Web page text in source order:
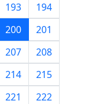
193
194
200
201
207
208
214
215
221
222